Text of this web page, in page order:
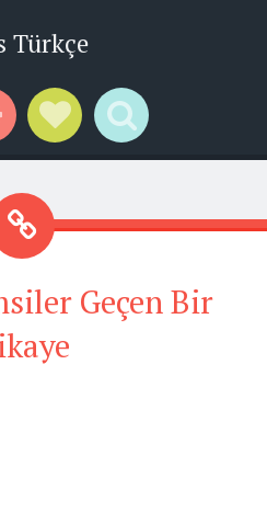
Türkçe
Social Links
Search
Geçen Bir